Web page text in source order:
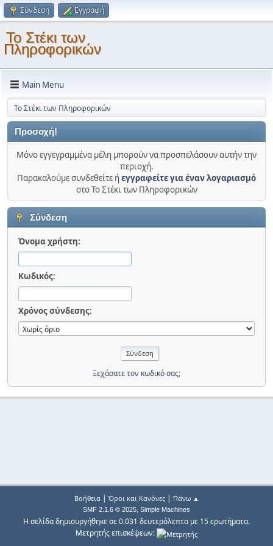
Σύνδεση Εγγραφή
Το Στέκι των
Πληροφορικών
Main Menu
Το Στέκι των Πληροφορικών
Προσοχή!
Μόνο εγγεγραμμένα μέλη μπορούν να προσπελάσουν αυτήν την
περιοχή.
Παρακαλούμε συνδεθείτε ήεγγραφείτε για έναν λογαριασμό
στο Το Στέκι των Πληροφορικών
Σύνδεση
Όνομα χρήστη:
Κωδικός:
Χρόνος σύνδεσης:
Ξεχάσατε τον κωδικό σας;
Βοήθεια| Όροι και Κανόνες| Πάνω ▲
SMF 2.1.6 © 2025, Simple Machines
Η σελίδα δημιουργήθηκε σε 0.031 δευτερόλεπτα με 15 ερωτήματα.
Μετρητής επισκέψεων: